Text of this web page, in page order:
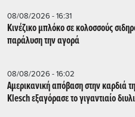
08/08/2026 - 16:31
Κινέζικο μπλόκο σε κολοσσούς
παράλυση την αγορά
08/08/2026 - 16:02
Αμερικανική απόβαση στην καρδιά
Klesch εξαγόρασε το γιγαντιαίο